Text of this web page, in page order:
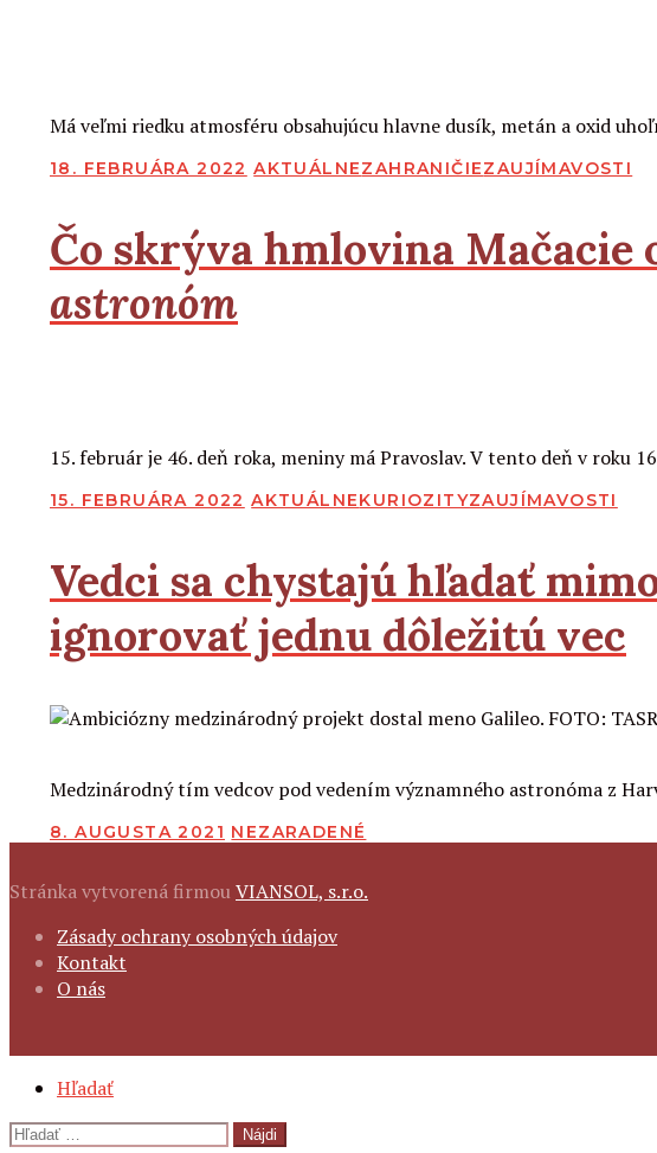
Má veľmi riedku atmosféru obsahujúcu hlavne dusík, metán a oxid
PUBLIKOVANÉ
18. FEBRUÁRA 2022 AKTUÁLNEZAHRANIČIEZAUJÍMAVOSTI
Čo skrýva hmlovina Mačacie
astronóm
15. február je 46. deň roka, meniny má Pravoslav. V tento deň v roku
PUBLIKOVANÉ
15. FEBRUÁRA 2022 AKTUÁLNEKURIOZITYZAUJÍMAVOSTI
Vedci sa chystajú hľadať
ignorovať jednu dôležitú vec
Medzinárodný tím vedcov pod vedením významného astronóma z
PUBLIKOVANÉ
8. AUGUSTA 2021 NEZARADENÉ
Stránka vytvorená firmou VIANSOL, s.r.o.
FOOTER
NAVIGATION
Zásady ochrany osobných údajov
Kontakt
O nás
SECONDARY
Hľadať
Hľadať: